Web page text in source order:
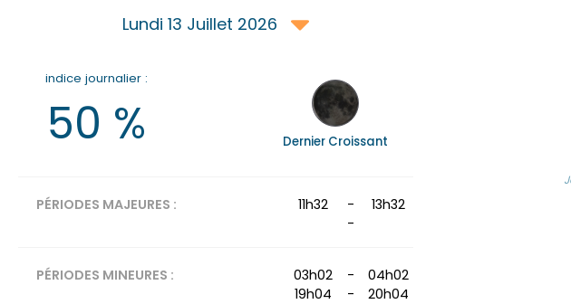
Lundi 13 Juillet 2026
indice journalier :
50 % Dernier Croissant
PÉRIODES MAJEURES : 11h32 -
13h32
-
PÉRIODES MINEURES : 03h02 -
04h02
19h04
- 20h04